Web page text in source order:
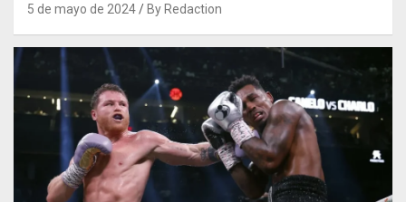
5 de mayo de 2024 By Redaction